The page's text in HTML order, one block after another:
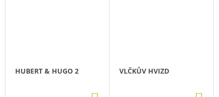
HUBERT & HUGO 2 VLČKŮV HVIZD